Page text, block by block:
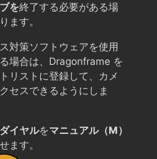
を終了する必要がある場
ます。
対策ソフトウェアを使用
場合は、Dragonframe を
リストに登録して、カメ
セスできるようにしま
イヤルをマニュアル（M）
ます。